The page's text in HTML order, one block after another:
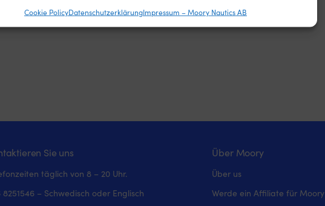
der Sicherheit, Verhinderung und Aufdeckung von
Cookie PolicyDatenschutzerklärungImpressum – Moory Nautics AB
Sie uns
täglich von 8 – 20 Uhr.
8251546 – Schwedisch oder Englisch
Über Moory
Über us
Werde ein Affiliate für Moory